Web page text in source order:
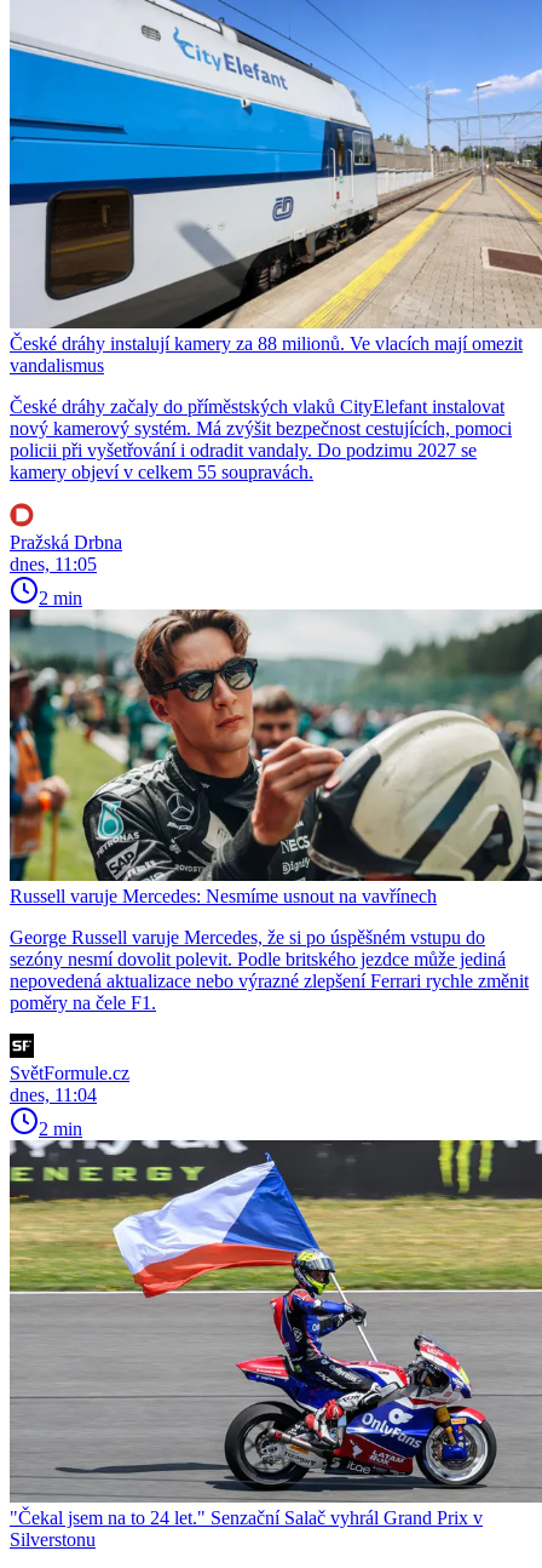
České dráhy instalují kamery za 88 milionů. Ve vlacích mají omezit
vandalismus
České dráhy začaly do příměstských vlaků CityElefant instalovat
nový kamerový systém. Má zvýšit bezpečnost cestujících, pomoci
policii při vyšetřování i odradit vandaly. Do podzimu 2027 se
kamery objeví v celkem 55 soupravách.
Pražská Drbna
dnes, 11:05
2 min
Russell varuje Mercedes: Nesmíme usnout na vavřínech
George Russell varuje Mercedes, že si po úspěšném vstupu do
sezóny nesmí dovolit polevit. Podle britského jezdce může jediná
nepovedená aktualizace nebo výrazné zlepšení Ferrari rychle změnit
poměry na čele F1.
SvětFormule.cz
dnes, 11:04
2 min
"Čekal jsem na to 24 let." Senzační Salač vyhrál Grand Prix v
Silverstonu